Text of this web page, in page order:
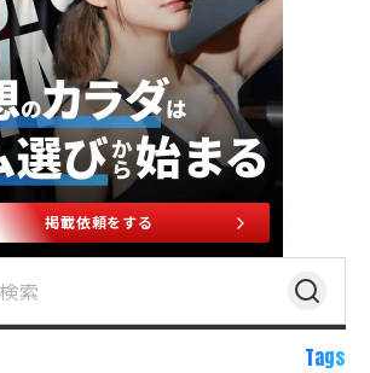
掲載依頼をする
Tags